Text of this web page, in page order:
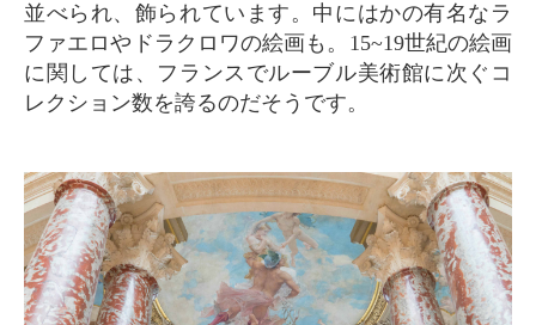
並べられ、飾られています。中にはかの有名なラ
ファエロやドラクロワの絵画も。15~19世紀の絵画
に関しては、フランスでルーブル美術館に次ぐコ
レクション数を誇るのだそうです。